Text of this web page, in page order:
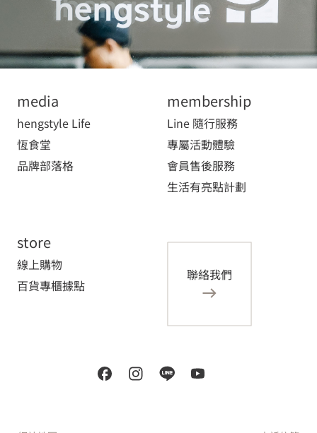
media
hengstyle Life
恆食堂
品牌部落格
membership
Line 隨行服務
專屬活動體驗
會員售後服務
生活有亮點計劃
store
線上購物
百貨專櫃據點
聯絡我們